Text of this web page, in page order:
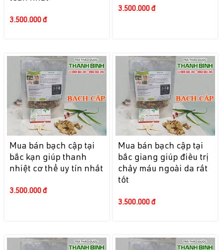
3.500.000 đ
3.500.000 đ
Mua bán bạch cập tại
bắc kạn giúp thanh
nhiệt cơ thể uy tín nhất
3.500.000 đ
Mua bán bạch cập tại
bắc giang giúp điều trị
chảy máu ngoài da rất
tốt
3.500.000 đ